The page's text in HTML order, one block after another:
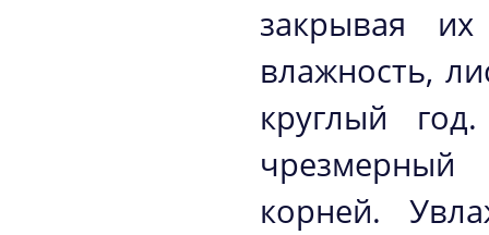
закрывая
влажность,
круглый
корней.